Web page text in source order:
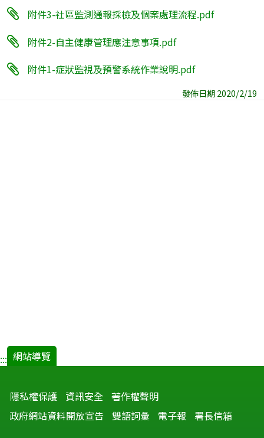
附件3-社區監測通報採檢及個案處理流程.pdf
附件2-自主健康管理應注意事項.pdf
附件1-症狀監視及預警系統作業說明.pdf
發佈日期 2020/2/19
::: 網站導覽
隱私權保護 資訊安全 著作權聲明
政府網站資料開放宣告
雙語詞彙 電子報 署長信箱